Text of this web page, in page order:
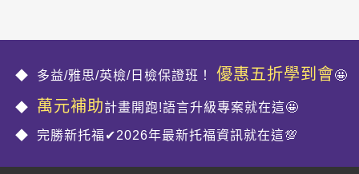
多益/雅思/英檢/日檢保證班！ 優惠五折學到會🤩
萬元補助計畫開跑!語言升級專案就在這🤩
完勝新托福✔2026年最新托福資訊就在這💯